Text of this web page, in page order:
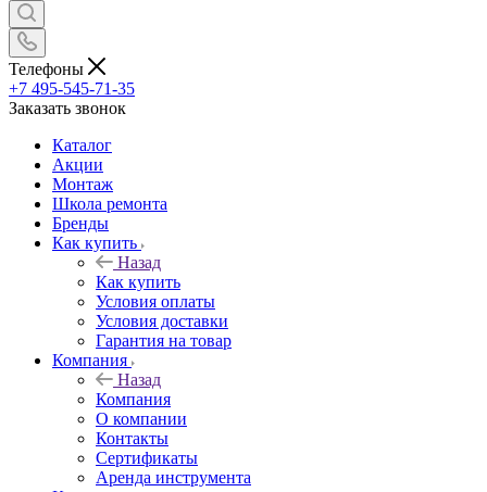
Телефоны
+7 495-545-71-35
Заказать звонок
Каталог
Акции
Монтаж
Школа ремонта
Бренды
Как купить
Назад
Как купить
Условия оплаты
Условия доставки
Гарантия на товар
Компания
Назад
Компания
О компании
Контакты
Сертификаты
Аренда инструмента